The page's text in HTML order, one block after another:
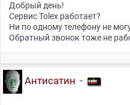
Добрый день!
Сервис Tolex работает?
Ни по одному телефону не
Обратный звонок тоже не
Антисатин